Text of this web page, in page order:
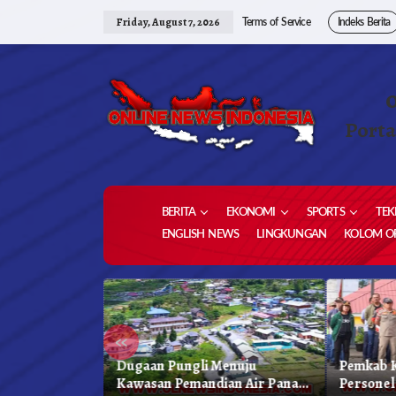
Friday, August 7, 2026 Terms of Service Indeks Berita
BERITA EKONOMI SPORTS
ENGLISH NEWS
LINGKUNGAN KOLOM
«
Dugaan Pungli Menuju
Kawasan Pemandian Air Panas
Pemkab